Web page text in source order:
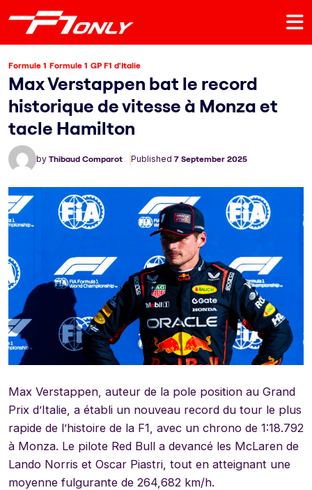
Formule 1 Formule 1 GP F1 d'Italie
Max Verstappen bat le record
historique de vitesse à Monza et
tacle Hamilton
by Thibaud Comparot Published 7 September 2025
Max Verstappen, auteur de la pole position au Grand
Prix d’Italie, a établi un nouveau record du tour le plus
rapide de l’histoire de la F1, avec un chrono de 1:18.792
à Monza. Le pilote Red Bull a devancé les McLaren de
Lando Norris et Oscar Piastri, tout en atteignant une
moyenne fulgurante de 264,682 km/h.